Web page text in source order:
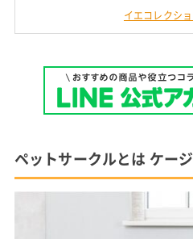
イエコレクシ
ペットサークルとは ケー